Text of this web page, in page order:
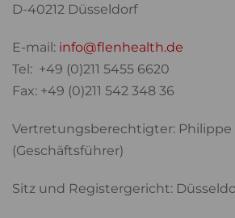
D-40212 Düsseldorf
E-mail: info@flenhealth.de
Tel: +49 (0)211 5455 6620
Fax: +49 (0)211 542 348 36
Vertretungsberechtigter: Philippe
(Geschäftsführer)
Sitz und Registergericht: